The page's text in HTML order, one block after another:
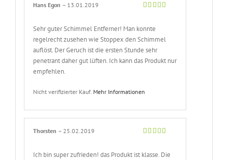
Hans Egon – 13.01.2019
Sehr guter Schimmel Entferner! Man konnte
regelrecht zusehen wie Stoppex den Schimmel
auflöst. Der Geruch ist die ersten Stunde sehr
penetrant daher gut lüften. Ich kann das Produkt nur
empfehlen.
Nicht verifizierter Kauf. Mehr Informationen
Thorsten – 25.02.2019
Ich bin super zufrieden! das Produkt ist klasse. Die